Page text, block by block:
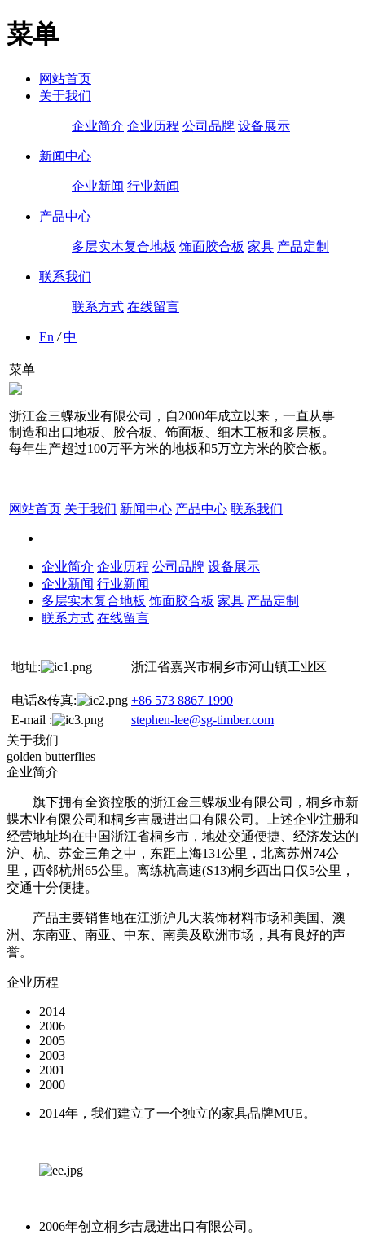
菜单
网站首页
关于我们
企业简介 企业历程 公司品牌 设备展示
新闻中心
企业新闻 行业新闻
产品中心
多层实木复合地板 饰面胶合板 家具 产品定制
联系我们
联系方式 在线留言
En /中
菜单
浙江金三蝶板业有限公司，自2000年成立以来，一直从事
制造和出口地板、胶合板、饰面板、细木工板和多层板。
每年生产超过100万平方米的地板和5万立方米的胶合板。
网站首页 关于我们 新闻中心 产品中心 联系我们
企业简介 企业历程 公司品牌 设备展示
企业新闻 行业新闻
多层实木复合地板 饰面胶合板 家具 产品定制
联系方式 在线留言
地址: 浙江省嘉兴市桐乡市河山镇工业区
电话&传真:
+86 573 8867 1990
E-mail :
stephen-lee@sg-timber.com
关于我们
golden butterflies
企业简介
旗下拥有全资控股的浙江金三蝶板业有限公司，桐乡市新
蝶木业有限公司和桐乡吉晟进出口有限公司。上述企业注册和
经营地址均在中国浙江省桐乡市，地处交通便捷、经济发达的
沪、杭、苏金三角之中，东距上海131公里，北离苏州74公
里，西邻杭州65公里。离练杭高速(S13)桐乡西出口仅5公里，
交通十分便捷。
产品主要销售地在江浙沪几大装饰材料市场和美国、澳
洲、东南亚、南亚、中东、南美及欧洲市场，具有良好的声
誉。
企业历程
2014
2006
2005
2003
2001
2000
2014年，我们建立了一个独立的家具品牌MUE。
2006年创立桐乡吉晟进出口有限公司。